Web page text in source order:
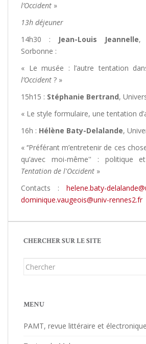
l’Occident »
13h déjeuner
14h30 :
Jean-Louis Jeannelle,
Sorbonne :
« Le musée : l’autre tentation
l’Occident ? »
15h15 : Stéphanie Bertrand,
« Le style formulaire, une tentation
16h : Hélène Baty-Delalande,
« ‘‘Préférant m’entretenir de ces
qu’avec moi-même'' : politique
Tentation de l'Occident »
Contacts : helene.baty-
dominique.vaugeois@univ-rennes2.fr
CHERCHER SUR LE SITE
Chercher...
MENU
PAMT, revue littéraire et électronique